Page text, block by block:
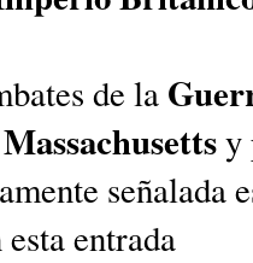
de la
Massachusettsy
señalada
entrada